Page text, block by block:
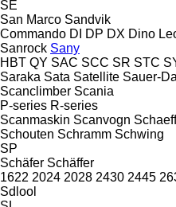
SE
San Marco Sandvik
Commando DI DP DX Dino
Sanrock Sany
HBT QY SAC SCC SR STC
Saraka Sata Satellite Sauer-
Scanclimber Scania
P-series R-series
Scanmaskin Scanvogn Schaeff
Schouten Schramm Schwing
SP
Schäfer Schäffer
1622 2024 2028 2430 2445
Sdlool